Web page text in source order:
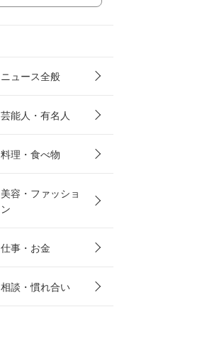
ニュース全般
芸能人・有名人
料理・食べ物
美容・ファッショ
ン
仕事・お金
相談・慣れ合い